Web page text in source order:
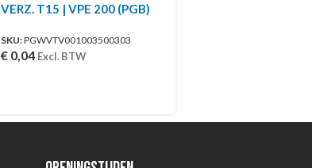
VERZ. T15 | VPE 200 (PGB)
SKU:PGWVTV001003500303
€ 0,04 Excl. BTW